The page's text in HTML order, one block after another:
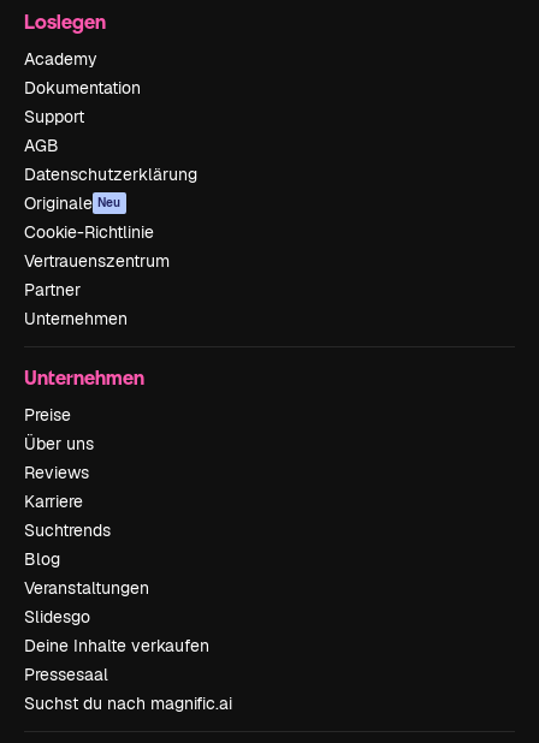
Loslegen
Academy
Dokumentation
Support
AGB
Datenschutzerklärung
Originale Neu
Cookie-Richtlinie
Vertrauenszentrum
Partner
Unternehmen
Unternehmen
Preise
Über uns
Reviews
Karriere
Suchtrends
Blog
Veranstaltungen
Slidesgo
Deine Inhalte verkaufen
Pressesaal
Suchst du nach magnific.ai